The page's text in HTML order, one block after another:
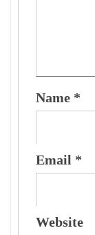
Name *
Email *
Website